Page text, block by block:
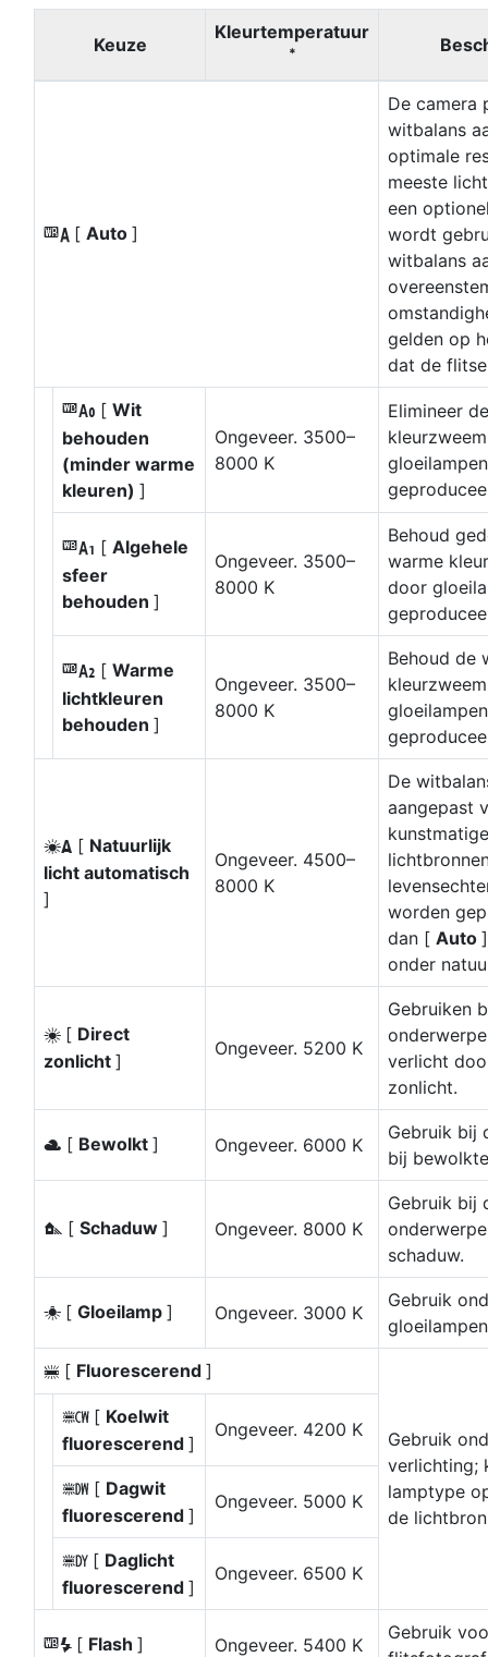
Keuze
Kleurtemperatuur
*
4 [ Auto ]
De camera
witbalans
optimale
meeste
een
wordt
witbalans
gelden op
dat de
i [ Wit
behouden
(minder warme
kleuren) ]
Ongeveer. 3500–
8000 K
Elimineer
j [ Algehele
sfeer
behouden ]
Ongeveer. 3500–
8000 K
Behoud
warme
door
k [ Warme
lichtkleuren
behouden ]
Ongeveer. 3500–
8000 K
Behoud de
D [ Natuurlijk
licht automatisch
]
Ongeveer. 4500–
8000 K
De
aangepast
kunstmatige
worden
dan [ Auto
onder
H [ Direct
zonlicht ]
Ongeveer. 5200 K
Gebruiken
verlicht
zonlicht.
G [ Bewolkt ] Ongeveer. 6000 K
Gebruik bij
bij
M [ Schaduw ] Ongeveer. 8000 K
Gebruik bij
schaduw.
J [ Gloeilamp ] Ongeveer. 3000 K
Gebruik
I [ Fluorescerend ]
Gebruik
verlichting;
lamptype
de
m [ Koelwit
fluorescerend ]
Ongeveer. 4200 K
n [ Dagwit
fluorescerend ]
Ongeveer. 5000 K
o [ Daglicht
fluorescerend ]
Ongeveer. 6500 K
5 [ Flash ] Ongeveer. 5400 K
Gebruik